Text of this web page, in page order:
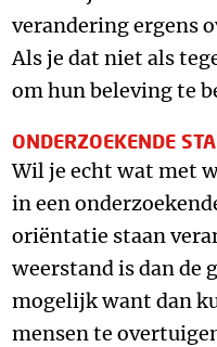
verandering ergens
Als je dat niet als
om hun beleving te
ONDERZOEKENDE
Wil je echt wat met
in een
oriëntatie staan
weerstand is dan de
mogelijk want dan
mensen te